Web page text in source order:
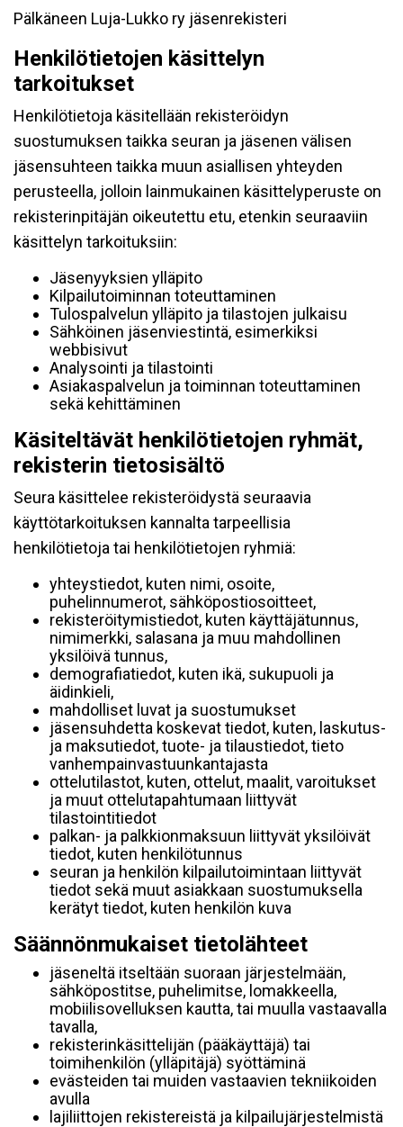
Pälkäneen Luja-Lukko ry jäsenrekisteri
Henkilötietojen käsittelyn
tarkoitukset
Henkilötietoja käsitellään rekisteröidyn
suostumuksen taikka seuran ja jäsenen välisen
jäsensuhteen taikka muun asiallisen yhteyden
perusteella, jolloin lainmukainen käsittelyperuste on
rekisterinpitäjän oikeutettu etu, etenkin seuraaviin
käsittelyn tarkoituksiin:
Jäsenyyksien ylläpito
Kilpailutoiminnan toteuttaminen
Tulospalvelun ylläpito ja tilastojen julkaisu
Sähköinen jäsenviestintä, esimerkiksi
webbisivut
Analysointi ja tilastointi
Asiakaspalvelun ja toiminnan toteuttaminen
sekä kehittäminen
Käsiteltävät henkilötietojen ryhmät,
rekisterin tietosisältö
Seura käsittelee rekisteröidystä seuraavia
käyttötarkoituksen kannalta tarpeellisia
henkilötietoja tai henkilötietojen ryhmiä:
yhteystiedot, kuten nimi, osoite,
puhelinnumerot, sähköpostiosoitteet,
rekisteröitymistiedot, kuten käyttäjätunnus,
nimimerkki, salasana ja muu mahdollinen
yksilöivä tunnus,
demografiatiedot, kuten ikä, sukupuoli ja
äidinkieli,
mahdolliset luvat ja suostumukset
jäsensuhdetta koskevat tiedot, kuten, laskutus-
ja maksutiedot, tuote- ja tilaustiedot, tieto
vanhempainvastuunkantajasta
ottelutilastot, kuten, ottelut, maalit, varoitukset
ja muut ottelutapahtumaan liittyvät
tilastointitiedot
palkan- ja palkkionmaksuun liittyvät yksilöivät
tiedot, kuten henkilötunnus
seuran ja henkilön kilpailutoimintaan liittyvät
tiedot sekä muut asiakkaan suostumuksella
kerätyt tiedot, kuten henkilön kuva
Säännönmukaiset tietolähteet
jäseneltä itseltään suoraan järjestelmään,
sähköpostitse, puhelimitse, lomakkeella,
mobiilisovelluksen kautta, tai muulla vastaavalla
tavalla,
rekisterinkäsittelijän (pääkäyttäjä) tai
toimihenkilön (ylläpitäjä) syöttäminä
evästeiden tai muiden vastaavien tekniikoiden
avulla
lajiliittojen rekistereistä ja kilpailujärjestelmistä